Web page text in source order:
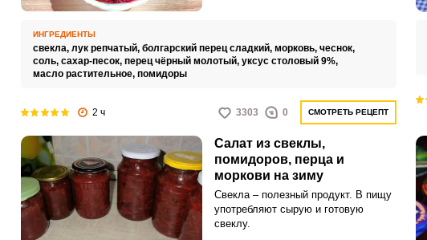
довольно просто при использовании
доступных ингредиентов.
ИНГРЕДИЕНТЫ
свекла, лук репчатый, болгарский перец сладкий, морковь, чеснок,
соль, сахар-песок, перец чёрный молотый, уксус столовый 9%,
масло растительное, помидоры
2 ч 3303 0 СМОТРЕТЬ РЕЦЕПТ
Салат из свеклы,
помидоров, перца и
моркови на зиму
Свекла – полезный продукт. В пищу
употребляют сырую и готовую
свеклу.